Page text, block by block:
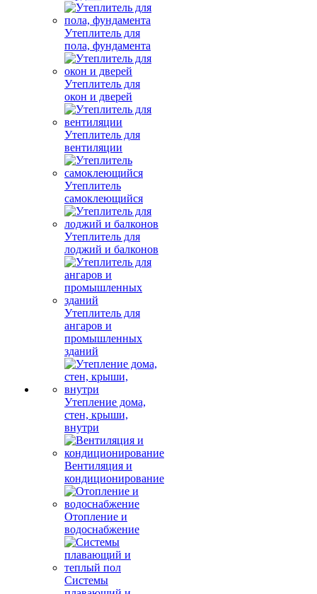
Утеплитель для
пола, фундамента
Утеплитель для
окон и дверей
Утеплитель для
вентиляции
Утеплитель
самоклеющийся
Утеплитель для
лоджий и балконов
Утеплитель для
ангаров и
промышленных
зданий
Утепление дома,
стен, крыши,
внутри
Вентиляция и
кондиционирование
Отопление и
водоснабжение
Системы